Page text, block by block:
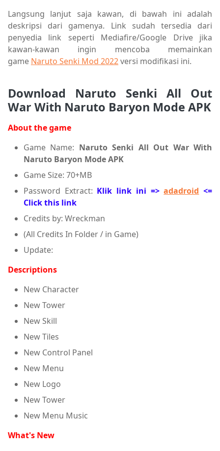
Langsung lanjut saja kawan, di bawah ini adalah
deskripsi dari gamenya. Link sudah tersedia dari
penyedia link seperti Mediafire/Google Drive jika
kawan-kawan ingin mencoba memainkan
game Naruto Senki Mod 2022versi modifikasi ini.
Download Naruto Senki All Out
War With Naruto Baryon Mode APK
About the game
Game Name: Naruto Senki All Out War With
Naruto Baryon Mode APK
Game Size: 70+MB
Password Extract: Klik link ini => adadroid <=
Click this link
Credits by: Wreckman
(All Credits In Folder / in Game)
Update:
Descriptions
New Character
New Tower
New Skill
New Tiles
New Control Panel
New Menu
New Logo
New Tower
New Menu Music
What's New